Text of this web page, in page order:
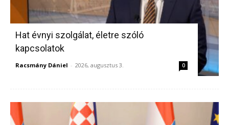
Hat évnyi szolgálat, életre szóló
kapcsolatok
Racsmány Dániel - 2026, augusztus 3. 0